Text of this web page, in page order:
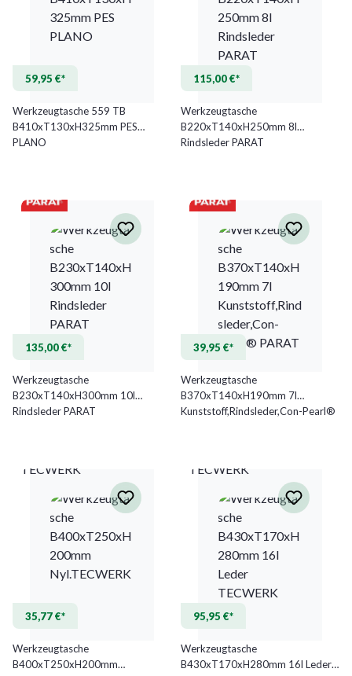
59,95 €*
Werkzeugtasche 559 TB
B410xT130xH325mm PES
PLANO
115,00 €*
Werkzeugtasche
B220xT140xH250mm 8l
Rindsleder PARAT
135,00 €*
Werkzeugtasche
B230xT140xH300mm 10l
Rindsleder PARAT
39,95 €*
Werkzeugtasche
B370xT140xH190mm 7l
Kunststoff,Rindsleder,Con-Pearl®
TECWERK
35,77 €*
Werkzeugtasche
B400xT250xH200mm
TECWERK
95,95 €*
Werkzeugtasche
B430xT170xH280mm 16l Leder